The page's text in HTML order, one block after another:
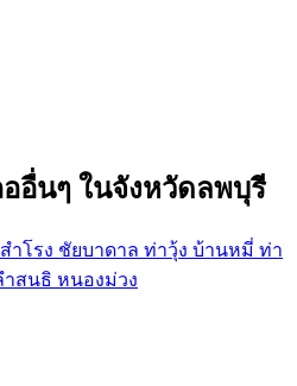
อื่นๆ ในจังหวัดลพบุรี
ำโรง ชัยบาดาล ท่าวุ้ง บ้านหมี่ ท่า
ำสนธิ หนองม่วง